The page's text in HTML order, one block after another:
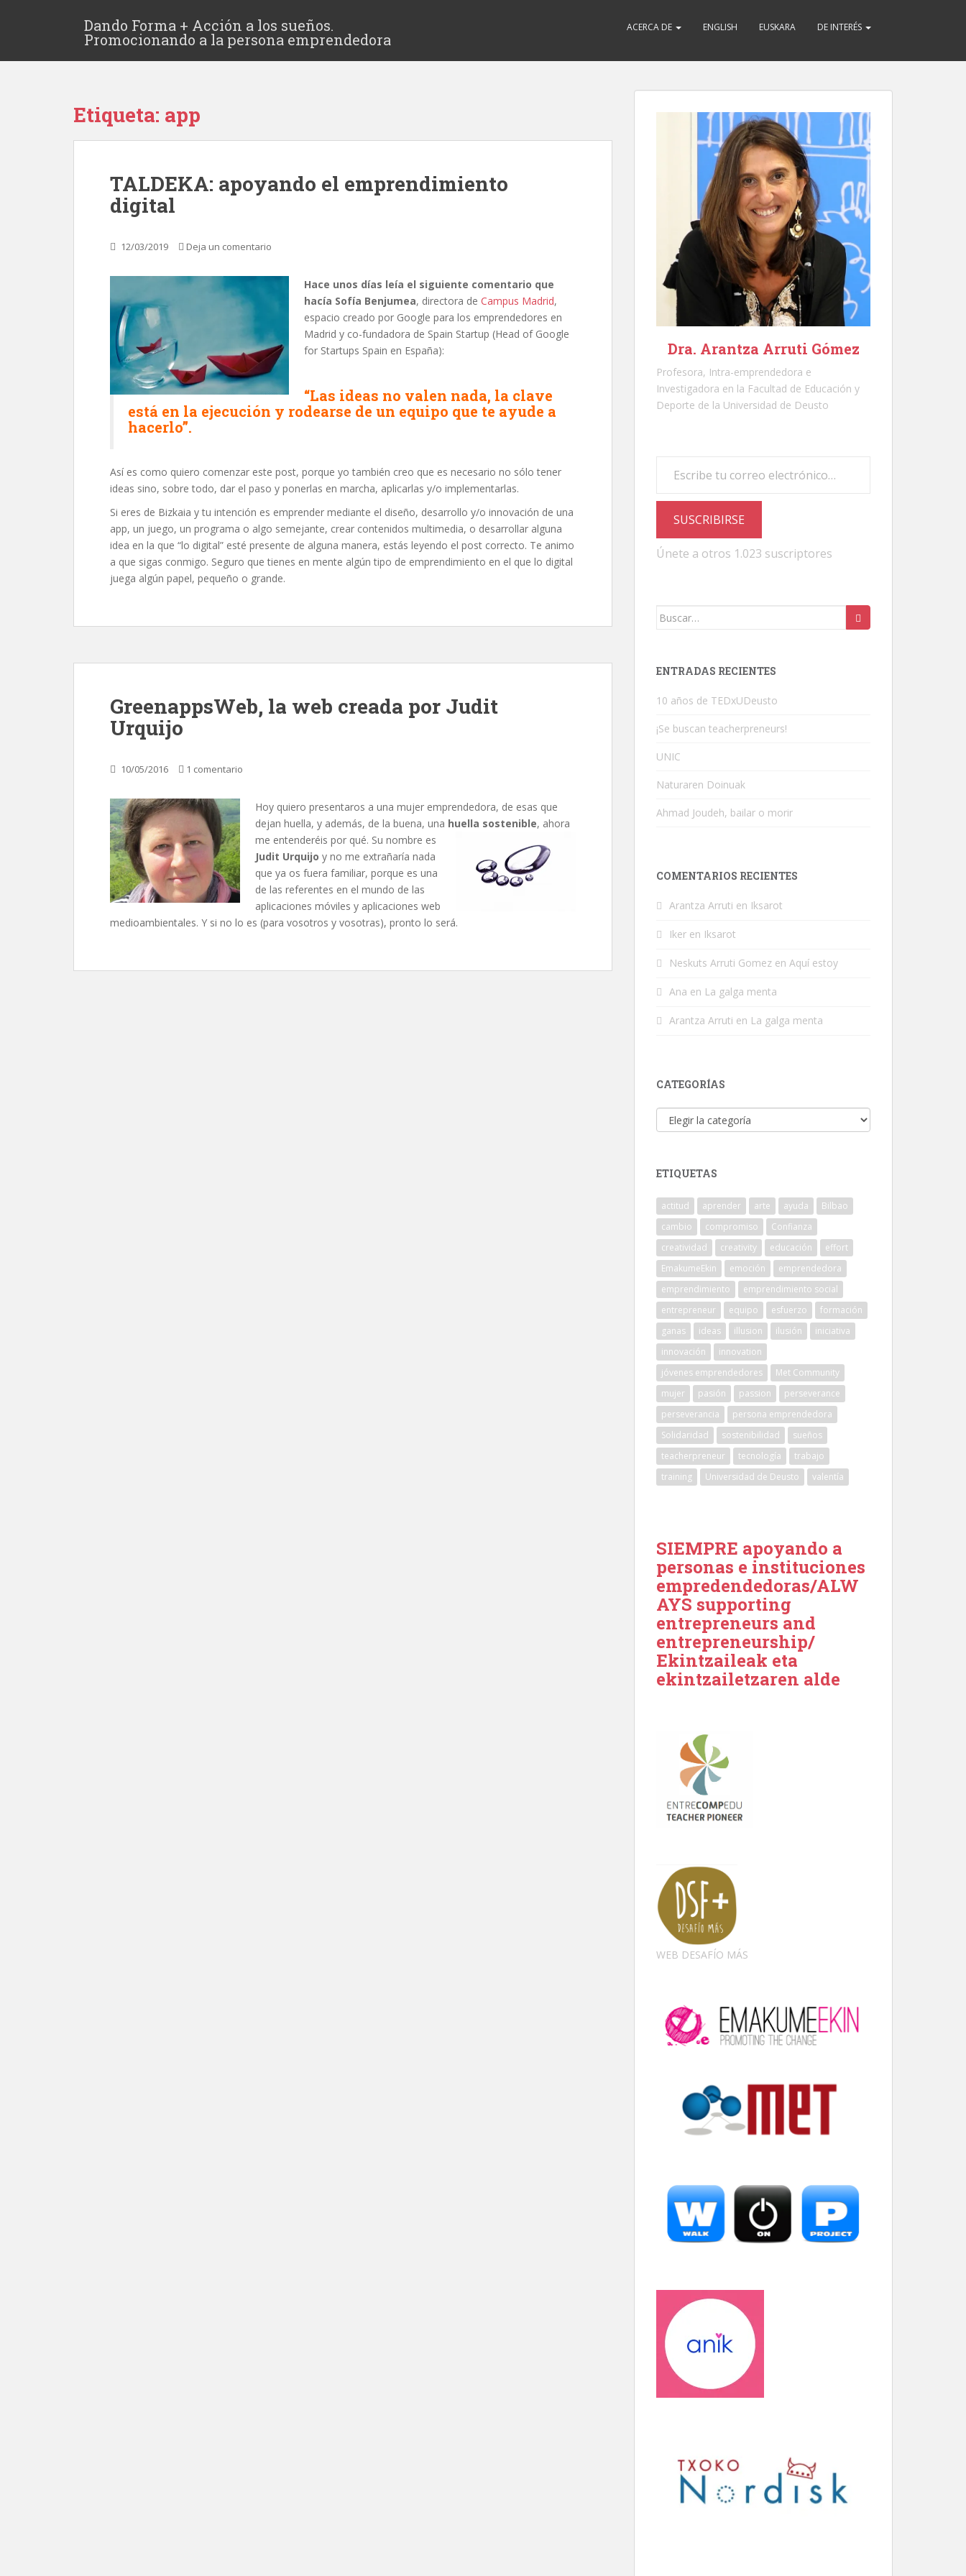
Dando Forma + Acción a los sueños.
Promocionando a la persona emprendedora
ACERCA DE ENGLISH EUSKARA DE INTERÉS
Etiqueta: app
TALDEKA: apoyando el emprendimiento
digital
12/03/2019 Deja un comentario
Hace unos días leía el siguiente comentario que
hacía Sofía Benjumea, directora de Campus Madrid,
espacio creado por Google para los emprendedores en
Madrid y co-fundadora de Spain Startup (Head of Google
for Startups Spain en España):
“Las ideas no valen nada, la clave
está en la ejecución y rodearse de un equipo que te ayude a
hacerlo”.
Así es como quiero comenzar este post, porque yo también creo que es necesario no sólo tener
ideas sino, sobre todo, dar el paso y ponerlas en marcha, aplicarlas y/o implementarlas.
Si eres de Bizkaia y tu intención es emprender mediante el diseño, desarrollo y/o innovación de una
app, un juego, un programa o algo semejante, crear contenidos multimedia, o desarrollar alguna
idea en la que “lo digital” esté presente de alguna manera, estás leyendo el post correcto. Te animo
a que sigas conmigo. Seguro que tienes en mente algún tipo de emprendimiento en el que lo digital
juega algún papel, pequeño o grande.
GreenappsWeb, la web creada por Judit
Urquijo
10/05/2016 1 comentario
Hoy quiero presentaros a una mujer emprendedora, de esas que
dejan huella, y además, de la buena, una huella sostenible, ahora
me entenderéis por qué. Su nombre es
Judit Urquijo y no me extrañaría nada
que ya os fuera familiar, porque es una
de las referentes en el mundo de las
aplicaciones móviles y aplicaciones web
medioambientales. Y si no lo es (para vosotros y vosotras), pronto lo será.
Dra. Arantza Arruti Gómez
Profesora, Intra-emprendedora e
Investigadora en la Facultad de Educación y
Deporte de la Universidad de Deusto
SUSCRIBIRSE
Únete a otros 1.023 suscriptores
Buscar:
ENTRADAS RECIENTES
10 años de TEDxUDeusto
¡Se buscan teacherpreneurs!
UNIC
Naturaren Doinuak
Ahmad Joudeh, bailar o morir
COMENTARIOS RECIENTES
Arantza Arruti en Iksarot
Iker en Iksarot
Neskuts Arruti Gomez en Aquí estoy
Ana en La galga menta
Arantza Arruti en La galga menta
CATEGORÍAS
Categorías
ETIQUETAS
actitud aprender arte ayuda
Bilbao
cambio
compromiso
Confianza
creatividad
creativity educación
effort
EmakumeEkin
emoción
emprendedora
emprendimiento
emprendimiento social
entrepreneur
equipo esfuerzo
formación
ganas
ideas illusion ilusión
iniciativa
innovación
innovation
jóvenes emprendedores
Met Community
mujer
pasión passion
perseverance
perseverancia
persona emprendedora
Solidaridad
sostenibilidad
sueños
teacherpreneur
tecnología
trabajo
training
Universidad de Deusto valentía
SIEMPRE apoyando a
personas e instituciones
empredendedoras/ALW
AYS supporting
entrepreneurs and
entrepreneurship/
Ekintzaileak eta
ekintzailetzaren alde
WEB DESAFÍO MÁS